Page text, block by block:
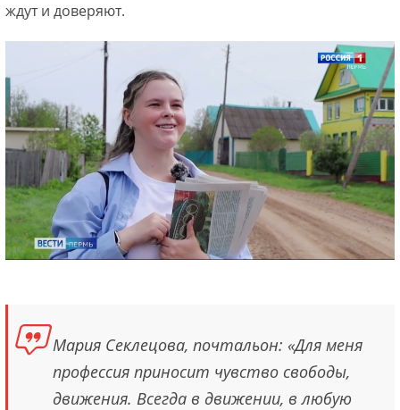
ждут и доверяют.
Мария Секлецова, почтальон: «Для меня
профессия приносит чувство свободы,
движения. Всегда в движении, в любую